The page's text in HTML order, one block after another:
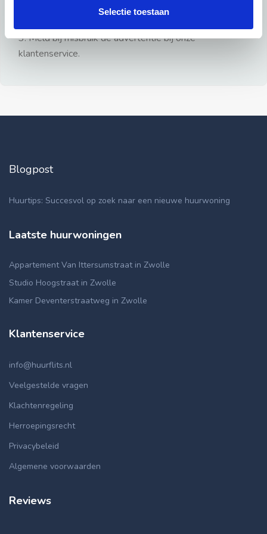
Selectie toestaan
3: Meld bij misbruik de advertentie bij onze
klantenservice.
Blogpost
Huurtips: Succesvol op zoek naar een nieuwe huurwoning
Laatste huurwoningen
Appartement Van Ittersumstraat in Zwolle
Studio Hoogstraat in Zwolle
Kamer Deventerstraatweg in Zwolle
Klantenservice
info@huurflits.nl
Veelgestelde vragen
Klachtenregeling
Herroepingsrecht
Privacybeleid
Algemene voorwaarden
Reviews